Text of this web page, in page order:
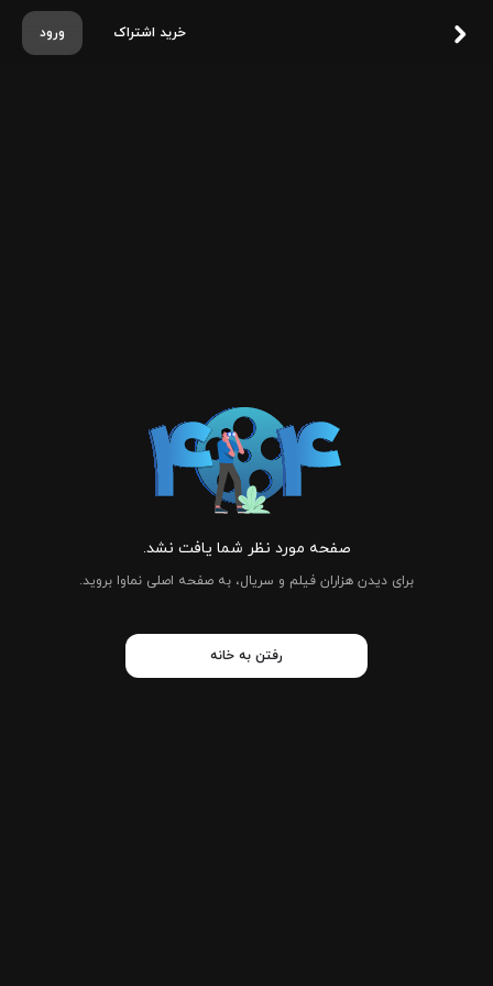
ورود خرید اشتراک
صفحه مورد نظر شما یافت نشد.
برای دیدن هزاران فیلم و سریال، به صفحه اصلی نماوا بروید.
رفتن به خانه